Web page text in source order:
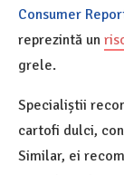
Consumer
reprezintă un
grele.
Specialiștii
cartofi dulci,
Similar, ei